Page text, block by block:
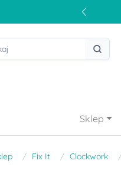
Sklep
Fix It Clockwork